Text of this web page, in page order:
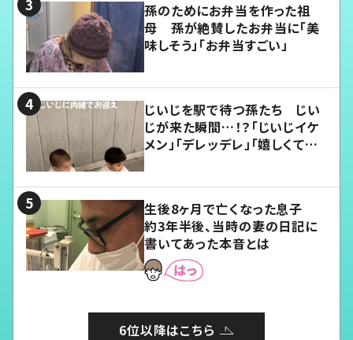
孫のためにお弁当を作った祖
母 孫が絶賛したお弁当に「美
味しそう」「お弁当すごい」
じいじを駅で待つ孫たち じい
じが来た瞬間…！？「じいじイケ
メン」「デレッデレ」「嬉しくて可
生後8ヶ月で亡くなった息子
約3年半後、当時の妻の日記に
書いてあった本音とは
6位以降はこちら